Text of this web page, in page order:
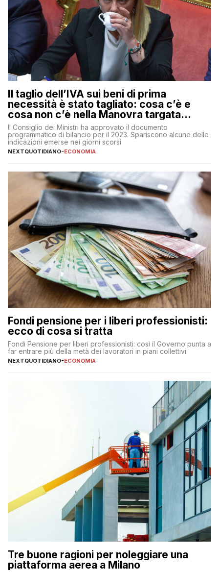
Il taglio dell’IVA sui beni di prima
necessità è stato tagliato: cosa c’è e
cosa non c’è nella Manovra targata
Meloni
Il Consiglio dei Ministri ha approvato il documento
programmatico di bilancio per il 2023. Spariscono alcune delle
indicazioni emerse nei giorni scorsi
NEXTQUOTIDIANO-ECONOMIA
Fondi pensione per i liberi professionisti:
ecco di cosa si tratta
Fondi Pensione per liberi professionisti: così il Governo punta a
far entrare più della metà dei lavoratori in piani collettivi
NEXTQUOTIDIANO-ECONOMIA
Tre buone ragioni per noleggiare una
piattaforma aerea a Milano